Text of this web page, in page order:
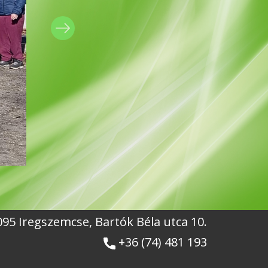
Iregszemcse, Bartók Béla utca 10.
+36 (74) 481 193